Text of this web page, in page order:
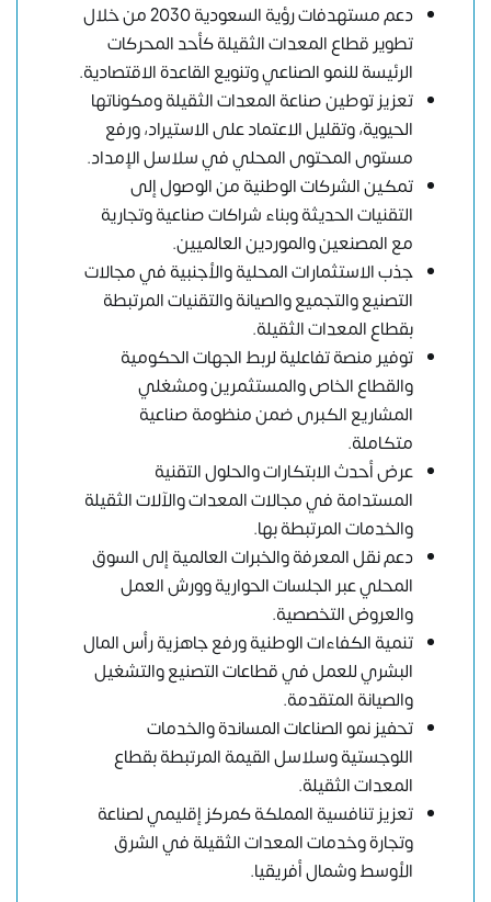
دعم مستهدفات رؤية السعودية 2030 من خلال
تطوير قطاع المعدات الثقيلة كأحد المحركات
الرئيسة للنمو الصناعي وتنويع القاعدة الاقتصادية.
تعزيز توطين صناعة المعدات الثقيلة ومكوناتها
الحيوية، وتقليل الاعتماد على الاستيراد، ورفع
مستوى المحتوى المحلي في سلاسل الإمداد.
تمكين الشركات الوطنية من الوصول إلى
التقنيات الحديثة وبناء شراكات صناعية وتجارية
مع المصنعين والموردين العالميين.
جذب الاستثمارات المحلية والأجنبية في مجالات
التصنيع والتجميع والصيانة والتقنيات المرتبطة
بقطاع المعدات الثقيلة.
توفير منصة تفاعلية لربط الجهات الحكومية
والقطاع الخاص والمستثمرين ومشغلي
المشاريع الكبرى ضمن منظومة صناعية
متكاملة.
عرض أحدث الابتكارات والحلول التقنية
المستدامة في مجالات المعدات والآلات الثقيلة
والخدمات المرتبطة بها.
دعم نقل المعرفة والخبرات العالمية إلى السوق
المحلي عبر الجلسات الحوارية وورش العمل
والعروض التخصصية.
تنمية الكفاءات الوطنية ورفع جاهزية رأس المال
البشري للعمل في قطاعات التصنيع والتشغيل
والصيانة المتقدمة.
تحفيز نمو الصناعات المساندة والخدمات
اللوجستية وسلاسل القيمة المرتبطة بقطاع
المعدات الثقيلة.
تعزيز تنافسية المملكة كمركز إقليمي لصناعة
وتجارة وخدمات المعدات الثقيلة في الشرق
الأوسط وشمال أفريقيا.